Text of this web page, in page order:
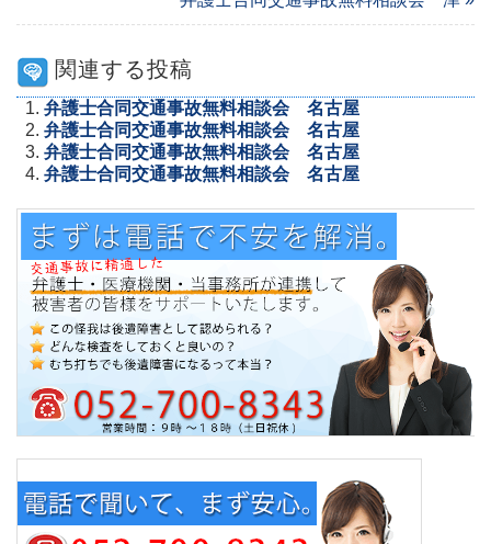
関連する投稿
弁護士合同交通事故無料相談会 名古屋
弁護士合同交通事故無料相談会 名古屋
弁護士合同交通事故無料相談会 名古屋
弁護士合同交通事故無料相談会 名古屋